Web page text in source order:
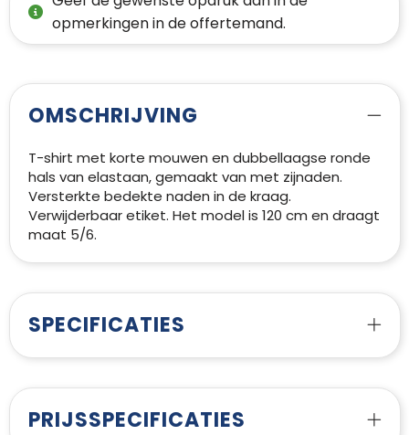
opmerkingen in de offertemand.
OMSCHRIJVING
T-shirt met korte mouwen en dubbellaagse ronde
hals van elastaan, gemaakt van met zijnaden.
Versterkte bedekte naden in de kraag.
Verwijderbaar etiket. Het model is 120 cm en draagt
maat 5/6.
SPECIFICATIES
PRIJSSPECIFICATIES